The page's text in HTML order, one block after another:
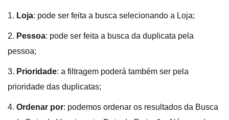
1. Loja: pode ser feita a busca selecionando a Loja;
2. Pessoa: pode ser feita a busca da duplicata pela
pessoa;
3. Prioridade: a filtragem poderá também ser pela
prioridade das duplicatas;
4. Ordenar por: podemos ordenar os resultados da Busca